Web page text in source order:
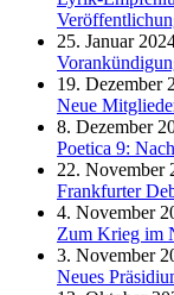
25. Januar
19. Dezember
Neue
8. Dezember
Poetica 9:
22. November
Frankfurter
4. November
Zum Krieg im
3. November
Neues